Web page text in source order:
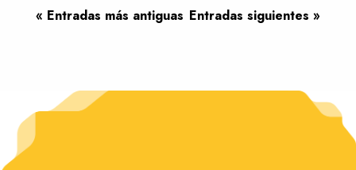
« Entradas más antiguas Entradas siguientes »